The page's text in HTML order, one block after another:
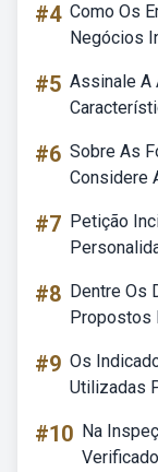
#4 Como Os
Negócios
#5 Assinale A
#6 Sobre As
Considere
#7 Petição
#8 Dentre Os
Propostos
#9 Os
Utilizadas
#10 Na